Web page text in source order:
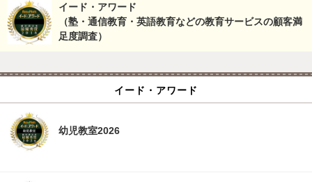
イード・アワード
（塾・通信教育・英語教育などの教育サービスの顧客満
足度調査）
イード・アワード
幼児教室2026